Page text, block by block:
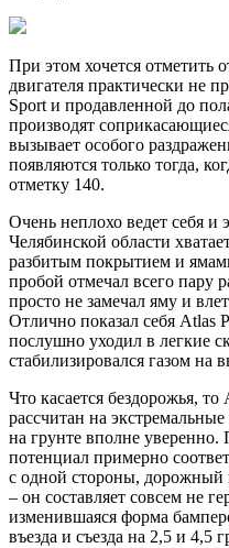
При этом хочется
двигателя практически не
Sport и продавленной до
производят
вызывает особого
появляются только тогда,
отметку 140.
Очень неплохо ведет себя и
Челябинской области
разбитым покрытием и
пробой отмечал всего пару
просто не замечал яму и
Отлично показал себя Atlas
послушно уходил в легкие
стабилизировался газом на
Что касается бездорожья,
рассчитан на
на грунте вполне
потенциал примерно
с одной стороны, дорожный
– он составляет совсем не
изменившаяся форма
въезда и съезда на 2,5 и 4,5